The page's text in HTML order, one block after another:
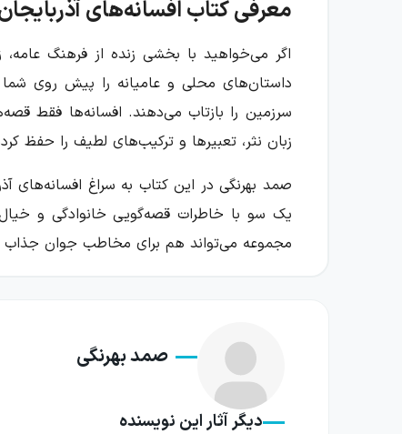
معرفی کتاب افسانه‌های
اگر می‌خواهید با بخشی زنده از فرهنگ عامه،
داستان‌های محلی و عامیانه را پیش روی شما
سرزمین را بازتاب می‌دهند. افسانه‌ها فقط
زبان نثر، تعبیرها و ترکیب‌های لطیف را حفظ
صمد بهرنگی در این کتاب به سراغ افسانه‌های
یک سو با خاطرات قصه‌گویی خانوادگی و
مجموعه می‌تواند هم برای مخاطب جوان جذاب
بلکه شرایط اقلیمی، حوادث تاریخی و
زبان، تصویرها و مضمون‌هایشان با
صمد بهرنگی
دیگر آثار این نویسنده